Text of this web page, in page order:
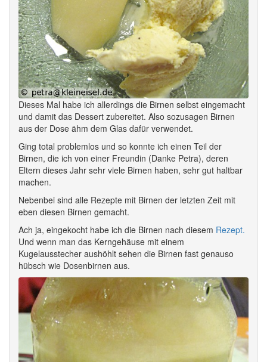
Dieses Mal habe ich allerdings die Birnen selbst eingemacht
und damit das Dessert zubereitet. Also sozusagen Birnen
aus der Dose ähm dem Glas dafür verwendet.
Ging total problemlos und so konnte ich einen Teil der
Birnen, die ich von einer Freundin (Danke Petra), deren
Eltern dieses Jahr sehr viele Birnen haben, sehr gut haltbar
machen.
Nebenbei sind alle Rezepte mit Birnen der letzten Zeit mit
eben diesen Birnen gemacht.
Ach ja, eingekocht habe ich die Birnen nach diesem Rezept.
Und wenn man das Kerngehäuse mit einem
Kugelausstecher aushöhlt sehen die Birnen fast genauso
hübsch wie Dosenbirnen aus.